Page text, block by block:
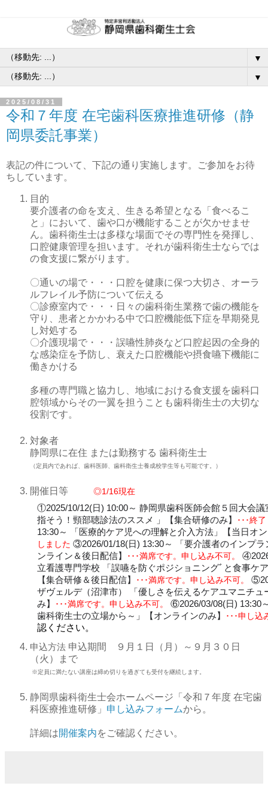
▼
▼
2025/08/31
令和７年度 在宅歯科医療推進研修（静
岡県委託事業）
表記の件について、下記の通り実施します。ご参加をお待
ちしています。
目的
要介護者の命を支え、生きる希望となる「食べるこ
と」において、歯や口が機能することが欠かせませ
ん。歯科衛生士は多様な場面でその専門性を発揮し、
口腔健康管理を担います。それが歯科衛生士ならでは
の食支援に繋がります。
〇通いの場で・・・口腔を健康に保つ大切さ、オーラ
ルフレイル予防について伝える
〇診療室内で・・・日々の歯科衛生業務で歯の機能を
守り、患者とかかわる中で口腔機能低下症を早期発見
し対処する
〇介護現場で・・・誤嚥性肺炎など口腔起因の全身的
な感染症を予防し、衰えた口腔機能や摂食嚥下機能に
働きかける
多種の専門職と協力し、地域における食支援を歯科口
腔領域からその一翼を担うことも歯科衛生士の大切な
役割です。
対象者
静岡県に在住 または勤務する 歯科衛生士
（定員内であれば、歯科医師、歯科衛生士養成校学生等も可能です。）
開催日等 ◎1/16現在
①2025/10/12(日) 10:00～ 静岡県歯科医師会館５回大会
指そう！頸部聴診法のススメ 」【集合研修のみ】
･･･終
13:30～ 「医療的ケア児への理解と介入方法」【当日オ
しました ③2026/01/18(日) 13:30～ 「要介護者のインプ
ンライン＆後日配信】
･･･満席です。申し込み不可。
立看護専門学校 「誤嚥を防ぐポジショニングﾞと食事ケ
【集合研修＆後日配信】
･･･満席です。申し込み不可。
ザヴェルデ（沼津市）
「優しさを伝えるケアユマニチ
み】
･･･満席です。申し込み不可。
⑥2026/03/08(日) 13:30
歯科衛生士の立場から～」【オンラインのみ】
･･･申し込
認ください。
申込方法 申込期間 ９月１日（月）～９月３０日
（火）まで
※定員に満たない講座は締め切りを過ぎても受付を継続します。
静岡県歯科衛生士会ホームページ「令和７年度 在宅歯
科医療推進研修」 申し込みフォームから。
詳細は開催案内をご確認ください。